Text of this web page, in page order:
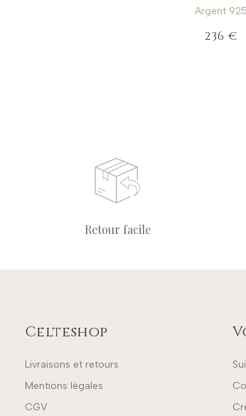
Argent 925
236 €
Retour facile
Celteshop
Livraisons et retours
Mentions légales
CGV